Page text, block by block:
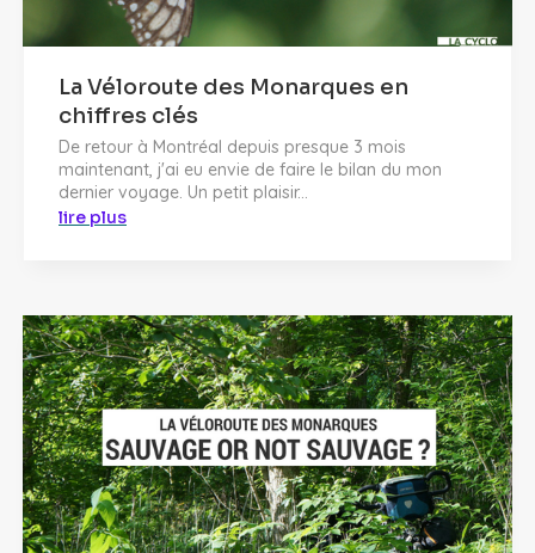
La Véloroute des Monarques en
chiffres clés
De retour à Montréal depuis presque 3 mois
maintenant, j'ai eu envie de faire le bilan du mon
dernier voyage. Un petit plaisir...
lire plus